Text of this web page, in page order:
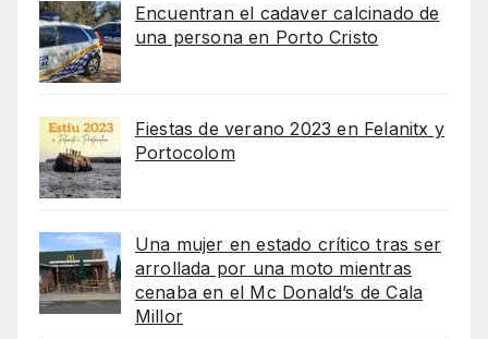
Encuentran el cadaver calcinado de
una persona en Porto Cristo
Fiestas de verano 2023 en Felanitx y
Portocolom
Una mujer en estado crítico tras ser
arrollada por una moto mientras
cenaba en el Mc Donald’s de Cala
Millor